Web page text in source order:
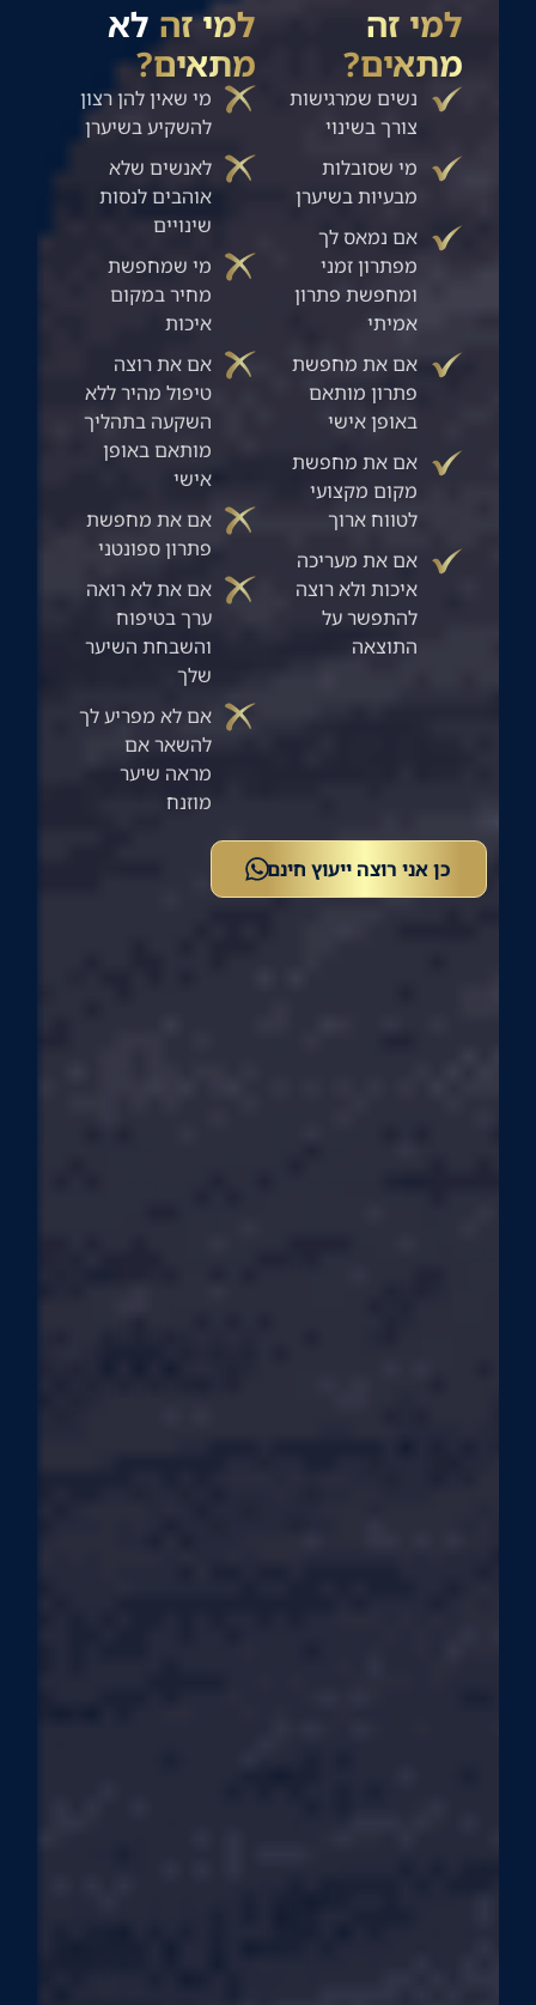
למי זה
מתאים?
נשים שמרגישות
צורך בשינוי
מי שסובלות
מבעיות בשיערן
אם נמאס לך
מפתרון זמני
ומחפשת פתרון
אמיתי
אם את מחפשת
פתרון מותאם
באופן אישי
אם את מחפשת
מקום מקצועי
לטווח ארוך
אם את מעריכה
איכות ולא רוצה
להתפשר על
התוצאה
למי זה לא
מתאים?
מי שאין להן רצון
להשקיע בשיערן
לאנשים שלא
אוהבים לנסות
שינויים
מי שמחפשת
מחיר במקום
איכות
אם את רוצה
טיפול מהיר ללא
השקעה בתהליך
מותאם באופן
אישי
אם את מחפשת
פתרון ספונטני
אם את לא רואה
ערך בטיפוח
והשבחת השיער
שלך
אם לא מפריע לך
להשאר אם
מראה שיער
מוזנח
כן אני רוצה ייעוץ חינם